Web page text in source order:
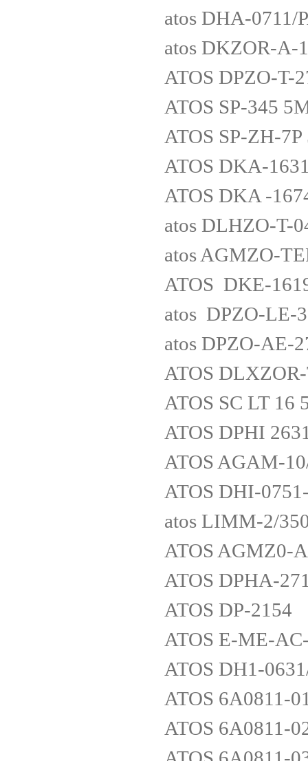
atos DHA-0711/
atos DKZOR-A-
ATOS DPZO-T-
ATOS SP-345
ATOS SP-ZH-
ATOS DKA-
ATOS DKA -
atos DLHZO-T-
atos AGMZO-
ATOS DKE-
atos DPZO-LE-
atos DPZO-AE-
ATOS
ATOS SC LT 16
ATOS DPHI
ATOS AGAM-
ATOS DHI-
atos LIMM-2/
ATOS AGMZ0-
ATOS DPHA-
ATOS DP-2154
ATOS E-ME-
ATOS DH1-
ATOS 6A0811-
ATOS 6A0811-